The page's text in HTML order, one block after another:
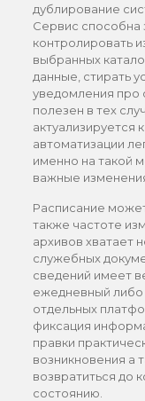
дублирование
Сервис способна
контролировать
выбранных
данные, стирать
уведомления про
полезен в тех
актуализируется
автоматизации
именно на такой
важные
Расписание
также частоте
архивов хватает
служебных
сведений имеет
ежедневный либо
отдельных
фиксация
правки
возникновения а
возвратиться до
состоянию.